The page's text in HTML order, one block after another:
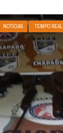
NOTÍCIAS TEMPO REAL